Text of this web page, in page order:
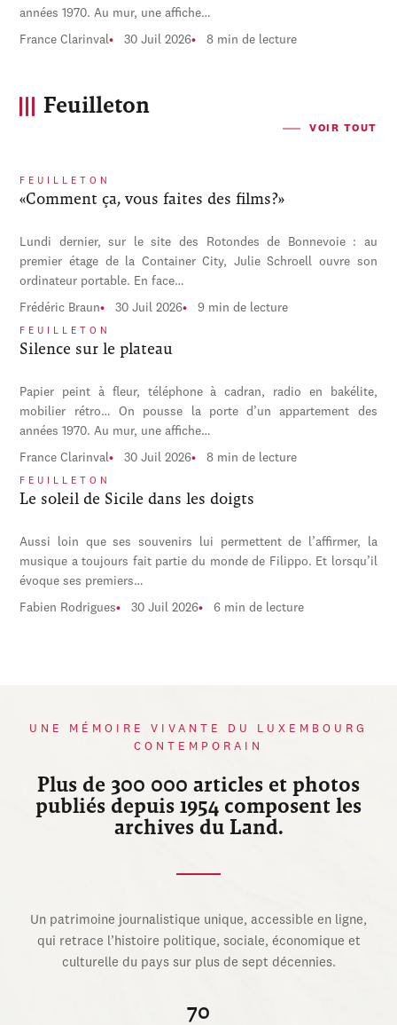
années 1970. Au mur, une affiche…
France Clarinval 30 Juil 2026 8 min de lecture
Feuilleton
VOIR TOUT
FEUILLETON
«Comment ça, vous faites des films?»
Lundi dernier, sur le site des Rotondes de Bonnevoie : au
premier étage de la Container City, Julie Schroell ouvre son
ordinateur portable. En face…
Frédéric Braun 30 Juil 2026 9 min de lecture
FEUILLETON
Silence sur le plateau
Papier peint à fleur, téléphone à cadran, radio en bakélite,
mobilier rétro… On pousse la porte d’un appartement des
années 1970. Au mur, une affiche…
France Clarinval 30 Juil 2026 8 min de lecture
FEUILLETON
Le soleil de Sicile dans les doigts
Aussi loin que ses souvenirs lui permettent de l’affirmer, la
musique a toujours fait partie du monde de Filippo. Et lorsqu’il
évoque ses premiers…
Fabien Rodrigues 30 Juil 2026 6 min de lecture
UNE MÉMOIRE VIVANTE DU LUXEMBOURG
CONTEMPORAIN
Plus de 300 000 articles et photos
publiés depuis 1954 composent les
archives du Land.
Un patrimoine journalistique unique, accessible en ligne,
qui retrace l’histoire politique, sociale, économique et
culturelle du pays sur plus de sept décennies.
70